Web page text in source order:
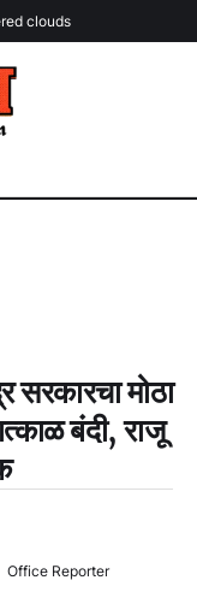
clouds
मोठा
बंदी, राजू
Office Reporter